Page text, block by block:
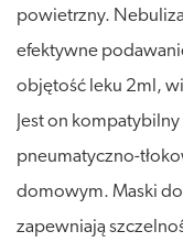
powietrzny.
efektywne
objętość leku 2ml,
Jest on
pneumatyczno-
domowym. Maski
zapewniają